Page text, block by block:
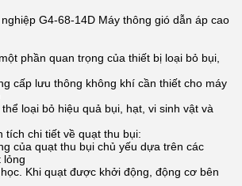
G4-68-14D Máy thông gió dẫn áp cao
phần quan trọng của thiết bị loại bỏ bụi,
cấp lưu thông không khí cần thiết cho máy
loại bỏ hiệu quả bụi, hạt, vi sinh vật và
tích chi tiết về quạt thu bụi:
của quạt thu bụi chủ yếu dựa trên các
lỏng
Khi quạt được khởi động, động cơ bên